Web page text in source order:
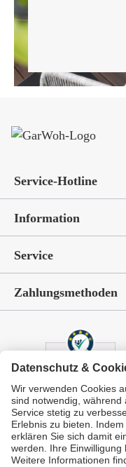
Service-Hotline
Information
Service
Zahlungsmethoden
Durchschnittliche Bewertung von